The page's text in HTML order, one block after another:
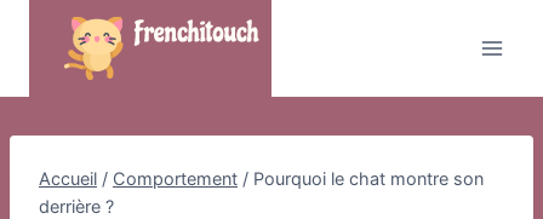
Accueil / Comportement / Pourquoi le chat montre son
derrière ?